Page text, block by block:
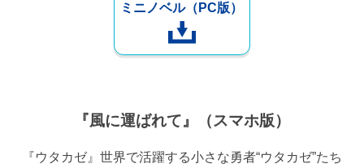
ミニノベル（PC版）
『風に運ばれて』（スマホ版）
『ウタカゼ』世界で活躍する小さな勇者“ウタカゼ”たち